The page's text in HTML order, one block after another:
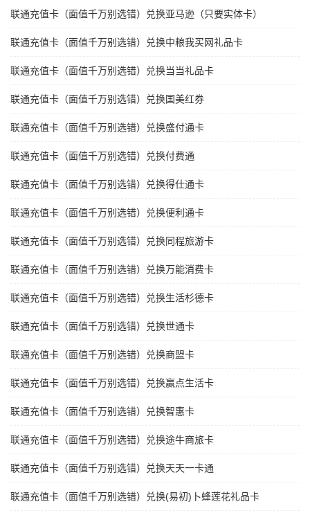
联通充值卡（面值千万别选错）兑换亚马逊（只要实体卡）
联通充值卡（面值千万别选错）兑换中粮我买网礼品卡
联通充值卡（面值千万别选错）兑换当当礼品卡
联通充值卡（面值千万别选错）兑换国美红券
联通充值卡（面值千万别选错）兑换盛付通卡
联通充值卡（面值千万别选错）兑换付费通
联通充值卡（面值千万别选错）兑换得仕通卡
联通充值卡（面值千万别选错）兑换便利通卡
联通充值卡（面值千万别选错）兑换同程旅游卡
联通充值卡（面值千万别选错）兑换万能消费卡
联通充值卡（面值千万别选错）兑换生活杉德卡
联通充值卡（面值千万别选错）兑换世通卡
联通充值卡（面值千万别选错）兑换商盟卡
联通充值卡（面值千万别选错）兑换赢点生活卡
联通充值卡（面值千万别选错）兑换智惠卡
联通充值卡（面值千万别选错）兑换途牛商旅卡
联通充值卡（面值千万别选错）兑换天天一卡通
联通充值卡（面值千万别选错）兑换(易初)卜蜂莲花礼品卡